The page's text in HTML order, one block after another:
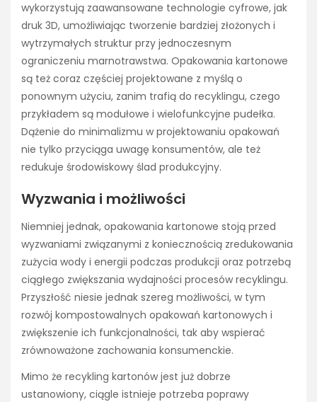
wykorzystują zaawansowane technologie cyfrowe, jak
druk 3D, umożliwiając tworzenie bardziej złożonych i
wytrzymałych struktur przy jednoczesnym
ograniczeniu marnotrawstwa. Opakowania kartonowe
są też coraz częściej projektowane z myślą o
ponownym użyciu, zanim trafią do recyklingu, czego
przykładem są modułowe i wielofunkcyjne pudełka.
Dążenie do minimalizmu w projektowaniu opakowań
nie tylko przyciąga uwagę konsumentów, ale też
redukuje środowiskowy ślad produkcyjny.
Wyzwania i możliwości
Niemniej jednak, opakowania kartonowe stoją przed
wyzwaniami związanymi z koniecznością zredukowania
zużycia wody i energii podczas produkcji oraz potrzebą
ciągłego zwiększania wydajności procesów recyklingu.
Przyszłość niesie jednak szereg możliwości, w tym
rozwój kompostowalnych opakowań kartonowych i
zwiększenie ich funkcjonalności, tak aby wspierać
zrównoważone zachowania konsumenckie.
Mimo że recykling kartonów jest już dobrze
ustanowiony, ciągle istnieje potrzeba poprawy